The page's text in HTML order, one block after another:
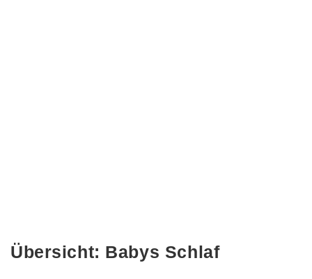
Übersicht: Babys Schlaf